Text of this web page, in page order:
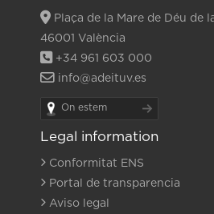
Plaça de la Mare de Déu de
46001 València
+34 961 603 000
info@adeituv.es
On estem
Legal information
Conformitat ENS
Portal de transparencia
Aviso legal